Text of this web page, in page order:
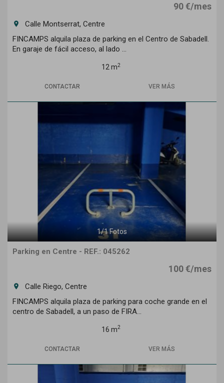
90 €/mes
room
Calle Montserrat, Centre
FINCAMPS alquila plaza de parking en el Centro de Sabadell.
En garaje de fácil acceso, al lado ...
12 m2
CONTACTAR VER MÁS
1/1Fotos
Parking en Centre - REF.: 045262
100 €/mes
room
Calle Riego, Centre
FINCAMPS alquila plaza de parking para coche grande en el
centro de Sabadell, a un paso de FIRA...
16 m2
CONTACTAR VER MÁS